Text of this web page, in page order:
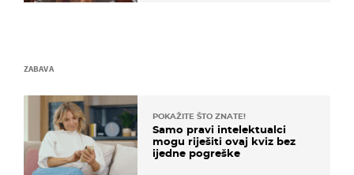
ZABAVA
POKAŽITE ŠTO ZNATE!
Samo pravi intelektualci
mogu riješiti ovaj kviz bez
ijedne pogreške